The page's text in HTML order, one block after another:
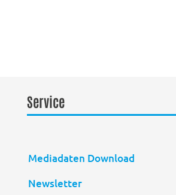
Service
Mediadaten Download
Newsletter